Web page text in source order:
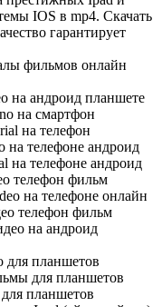
IOS в mp4. Скачать
гарантирует
фильмов онлайн
на андроид планшете
на смартфон
на телефон
телефоне андроид
на телефоне андроид
телефон фильм
на телефоне онлайн
телефон фильм
на андроид
для планшетов
для планшетов
планшетов